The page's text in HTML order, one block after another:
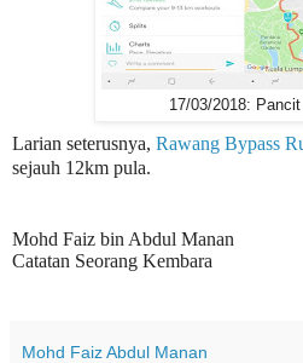
17/03/2018:
Larian seterusnya, Rawang Bypass
sejauh 12km pula.
Mohd Faiz bin Abdul Manan
Catatan Seorang Kembara
Mohd Faiz Abdul Manan